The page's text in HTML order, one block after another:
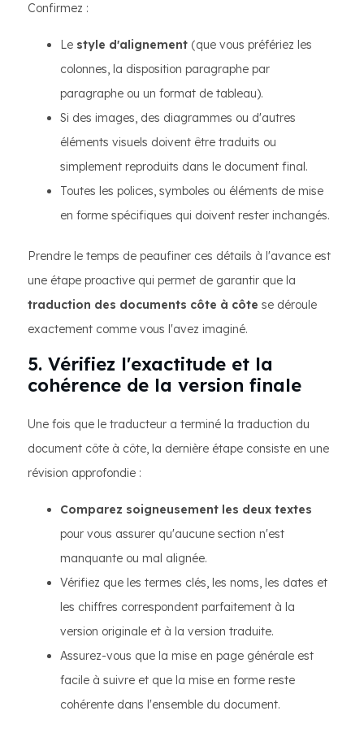
Confirmez :
Le style d'alignement (que vous préfériez les
colonnes, la disposition paragraphe par
paragraphe ou un format de tableau).
Si des images, des diagrammes ou d'autres
éléments visuels doivent être traduits ou
simplement reproduits dans le document final.
Toutes les polices, symboles ou éléments de mise
en forme spécifiques qui doivent rester inchangés.
Prendre le temps de peaufiner ces détails à l'avance est
une étape proactive qui permet de garantir que la
traduction des documents côte à côte se déroule
exactement comme vous l'avez imaginé.
5. Vérifiez l'exactitude et la
cohérence de la version finale
Une fois que le traducteur a terminé la traduction du
document côte à côte, la dernière étape consiste en une
révision approfondie :
Comparez soigneusement les deux textes
pour vous assurer qu'aucune section n'est
manquante ou mal alignée.
Vérifiez que les termes clés, les noms, les dates et
les chiffres correspondent parfaitement à la
version originale et à la version traduite.
Assurez-vous que la mise en page générale est
facile à suivre et que la mise en forme reste
cohérente dans l'ensemble du document.